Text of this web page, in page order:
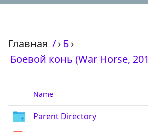
Главная /› Б›
Боевой конь (War Horse,
Name
Parent Directory